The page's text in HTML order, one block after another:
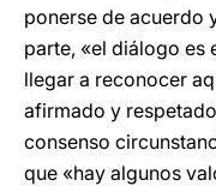
ponerse de acuerdo
parte, «el diálogo es
llegar a reconocer
afirmado y
consenso
que «hay algunos